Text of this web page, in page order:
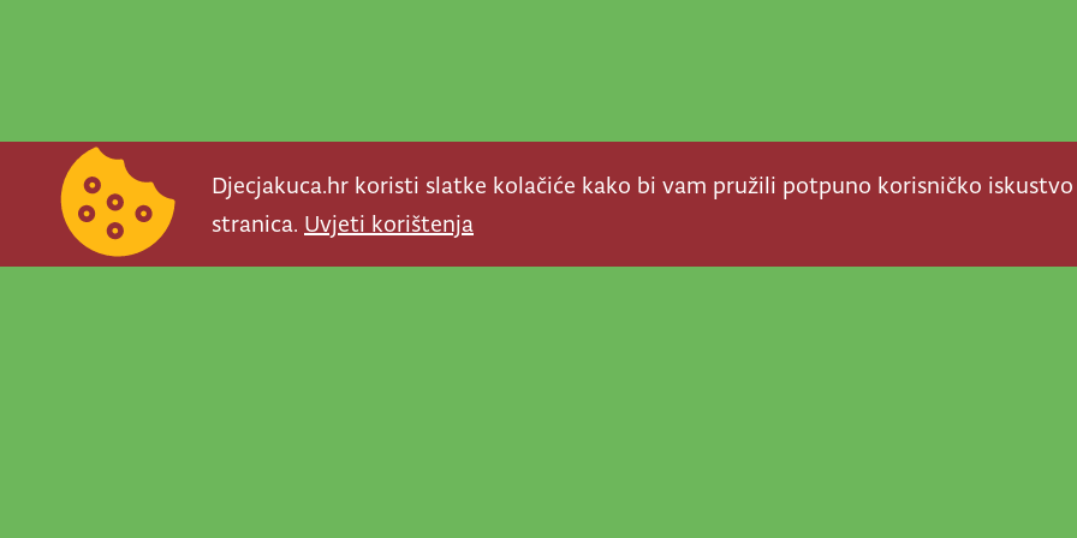
Djecjakuca.hr koristi slatke kolačiće kako bi vam pružili potpuno korisničko
stranica. Uvjeti korištenja